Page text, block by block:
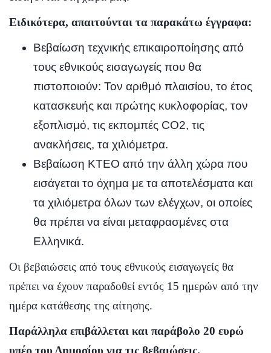
Ειδικότερα, απαιτούνται τα παρακάτω έγγραφα:
Βεβαίωση τεχνικής επικαιροποίησης από
τους εθνικούς εισαγωγείς που θα
πιστοποιούν: Τον αριθμό πλαισίου, το έτος
κατασκευής και πρώτης κυκλοφορίας, τον
εξοπλισμό, τις εκπομπές CO2, τις
ανακλήσεις, τα χιλιόμετρα.
Βεβαίωση ΚΤΕΟ από την άλλη χώρα που
εισάγεται το όχημα με τα αποτελέσματα και
τα χιλιόμετρα όλων των ελέγχων, οι οποίες
θα πρέπει να είναι μεταφρασμένες στα
Ελληνικά.
Οι βεβαιώσεις από τους εθνικούς εισαγωγείς θα
πρέπει να έχουν παραδοθεί εντός 15 ημερών από την
ημέρα κατάθεσης της αίτησης.
Παράλληλα επιβάλλεται και παράβολο 20 ευρώ
υπέρ του Δημοσίου για τις βεβαιώσεις.